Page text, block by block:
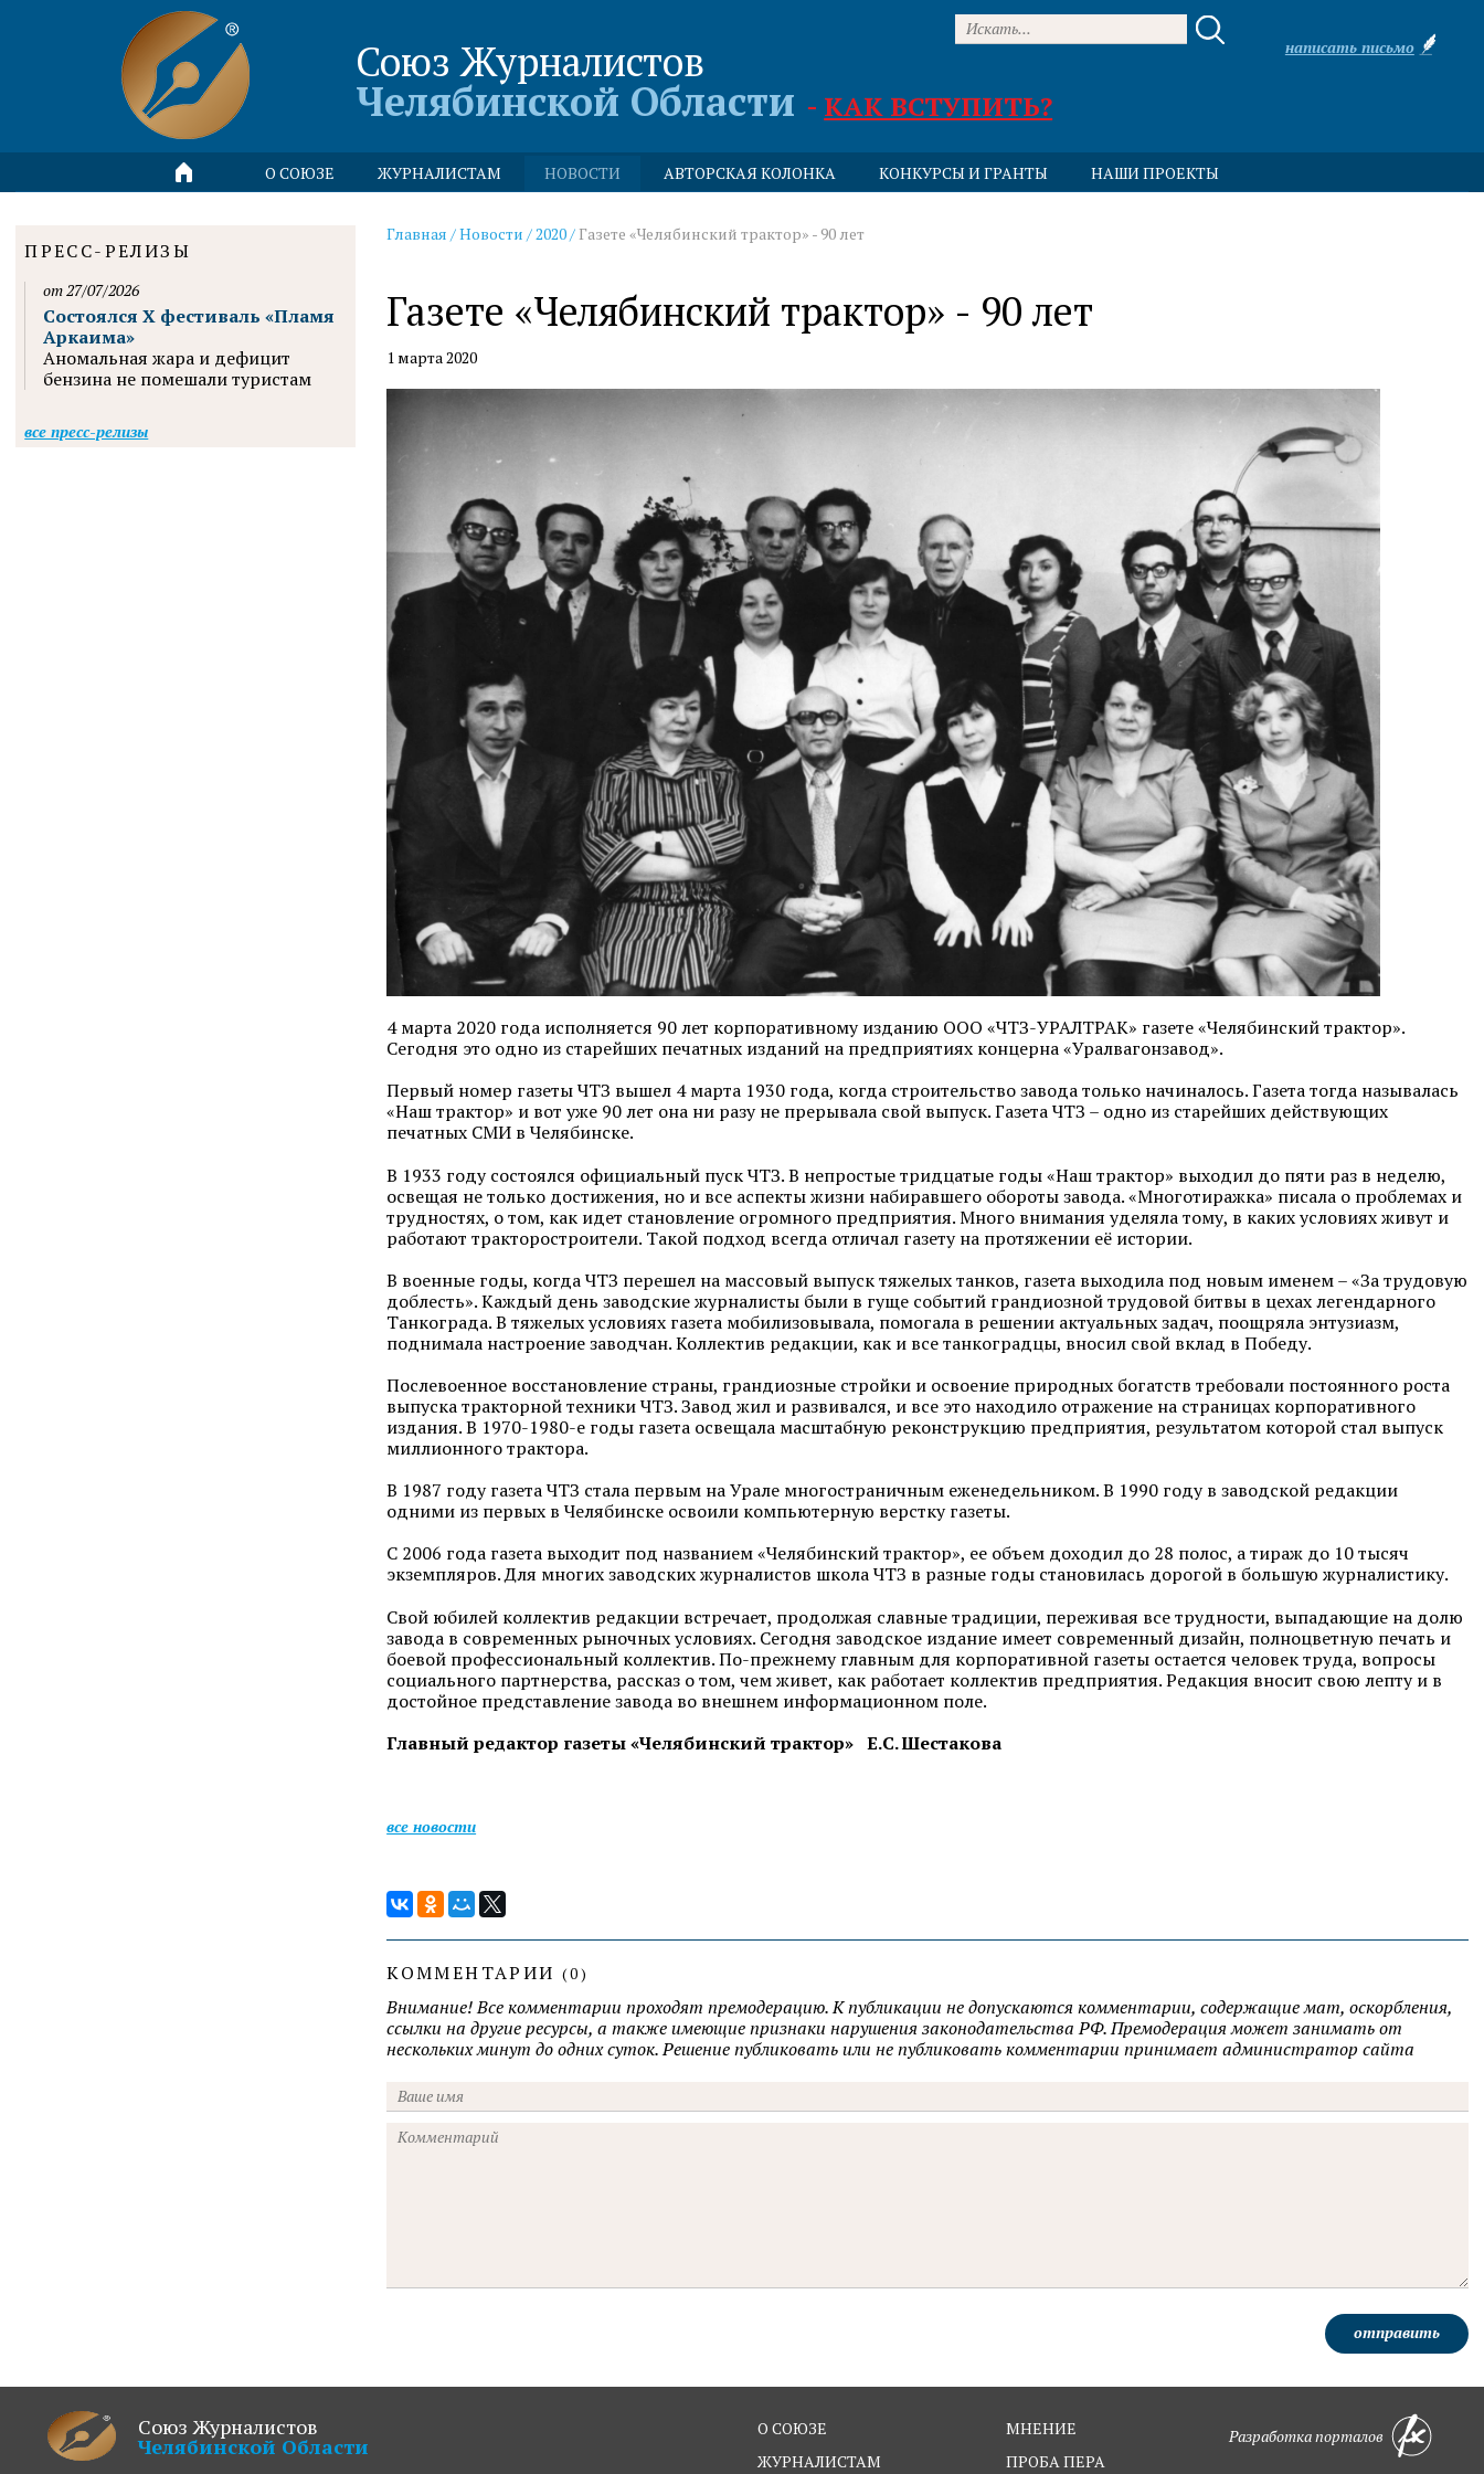
Союз Журналистов
Челябинской Области - КАК ВСТУПИТЬ?
написать письмо
О СОЮЗЕ ЖУРНАЛИСТАМ НОВОСТИ АВТОРСКАЯ КОЛОНКА КОНКУРСЫ И ГРАНТЫ НАШИ ПРОЕКТЫ
Главная /Новости /2020/ Газете «Челябинский трактор» - 90 лет
Газете «Челябинский трактор» - 90 лет
1 марта 2020
4 марта 2020 года исполняется 90 лет корпоративному изданию ООО «ЧТЗ-УРАЛТРАК» газете «Челябинский трактор».
Сегодня это одно из старейших печатных изданий на предприятиях концерна «Уралвагонзавод».
Первый номер газеты ЧТЗ вышел 4 марта 1930 года, когда строительство завода только начиналось. Газета тогда называлась
«Наш трактор» и вот уже 90 лет она ни разу не прерывала свой выпуск. Газета ЧТЗ – одно из старейших действующих
печатных СМИ в Челябинске.
В 1933 году состоялся официальный пуск ЧТЗ. В непростые тридцатые годы «Наш трактор» выходил до пяти раз в неделю,
освещая не только достижения, но и все аспекты жизни набиравшего обороты завода. «Многотиражка» писала о проблемах и
трудностях, о том, как идет становление огромного предприятия. Много внимания уделяла тому, в каких условиях живут и
работают тракторостроители. Такой подход всегда отличал газету на протяжении её истории.
В военные годы, когда ЧТЗ перешел на массовый выпуск тяжелых танков, газета выходила под новым именем – «За трудовую
доблесть». Каждый день заводские журналисты были в гуще событий грандиозной трудовой битвы в цехах легендарного
Танкограда. В тяжелых условиях газета мобилизовывала, помогала в решении актуальных задач, поощряла энтузиазм,
поднимала настроение заводчан. Коллектив редакции, как и все танкоградцы, вносил свой вклад в Победу.
Послевоенное восстановление страны, грандиозные стройки и освоение природных богатств требовали постоянного роста
выпуска тракторной техники ЧТЗ. Завод жил и развивался, и все это находило отражение на страницах корпоративного
издания. В 1970-1980-е годы газета освещала масштабную реконструкцию предприятия, результатом которой стал выпуск
миллионного трактора.
В 1987 году газета ЧТЗ стала первым на Урале многостраничным еженедельником. В 1990 году в заводской редакции
одними из первых в Челябинске освоили компьютерную верстку газеты.
С 2006 года газета выходит под названием «Челябинский трактор», ее объем доходил до 28 полос, а тираж до 10 тысяч
экземпляров. Для многих заводских журналистов школа ЧТЗ в разные годы становилась дорогой в большую журналистику.
Свой юбилей коллектив редакции встречает, продолжая славные традиции, переживая все трудности, выпадающие на долю
завода в современных рыночных условиях. Сегодня заводское издание имеет современный дизайн, полноцветную печать и
боевой профессиональный коллектив. По-прежнему главным для корпоративной газеты остается человек труда, вопросы
социального партнерства, рассказ о том, чем живет, как работает коллектив предприятия. Редакция вносит свою лепту и в
достойное представление завода во внешнем информационном поле.
Главный редактор газеты «Челябинский трактор» Е.С. Шестакова
все новости
КОММЕНТАРИИ (0)
Внимание! Все комментарии проходят премодерацию. К публикации не допускаются комментарии, содержащие мат, оскорбления,
ссылки на другие ресурсы, а также имеющие признаки нарушения законодательства РФ. Премодерация может занимать от
нескольких минут до одних суток. Решение публиковать или не публиковать комментарии принимает администратор сайта
отправить
ПРЕСС-РЕЛИЗЫ
от 27/07/2026
Состоялся X фестиваль «Пламя
Аркаима»
Аномальная жара и дефицит
бензина не помешали туристам
все пресс-релизы
Союз Журналистов
Челябинской Области
О СОЮЗЕ
ЖУРНАЛИСТАМ
МНЕНИЕ
ПРОБА ПЕРА
Разработка порталов